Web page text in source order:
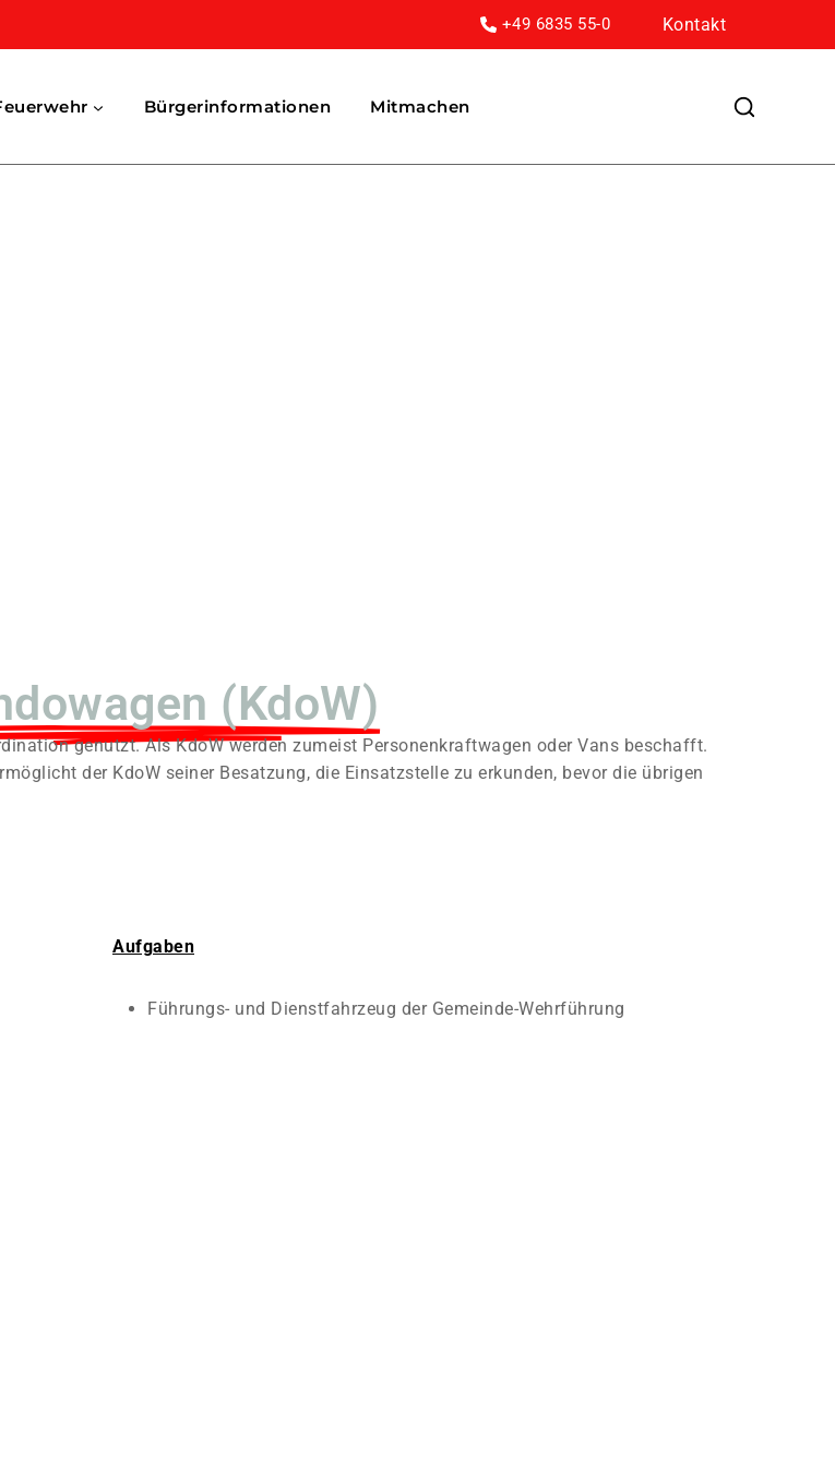
+49 6835 55-0 Kontakt
Bürgerinformationen Mitmachen
(KdoW)
genutzt. Als KdoW werden zumeist Personenkraftwagen oder Vans beschafft.
der KdoW seiner Besatzung, die Einsatzstelle zu erkunden, bevor die übrigen
Aufgaben
Führungs- und Dienstfahrzeug der Gemeinde-Wehrführung